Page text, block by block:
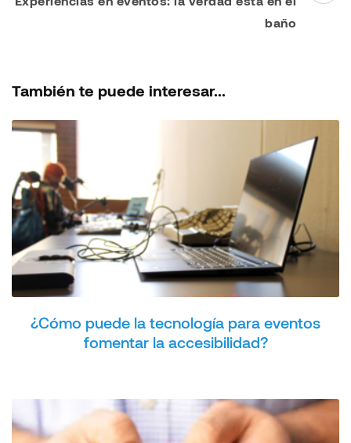
baño
También te puede interesar...
¿Cómo puede la tecnología para eventos
fomentar la accesibilidad?